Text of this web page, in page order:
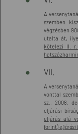
A
szemben
végzésben
utalta át,
kötelezi II.
VII.
A
vonttal
sz., 2008.
eljárási
eljárás alá
forint) eljárási